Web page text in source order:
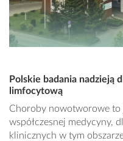
Polskie badania nadzieją
limfocytową
Choroby nowotworowe to
współczesnej medycyny,
klinicznych w tym